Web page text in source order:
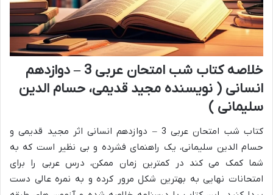
خلاصه کتاب شب امتحان عربی 3 – دوازدهم
انسانی ( نویسنده مجید قدیمی، حسام الدین
سلیمانی )
کتاب شب امتحان عربی 3 – دوازدهم انسانی اثر مجید قدیمی و
حسام الدین سلیمانی، یک راهنمای فشرده و بی نظیر است که به
شما کمک می کند در کمترین زمان ممکن، درس عربی را برای
امتحانات نهایی به بهترین شکل مرور کرده و به نمره عالی دست